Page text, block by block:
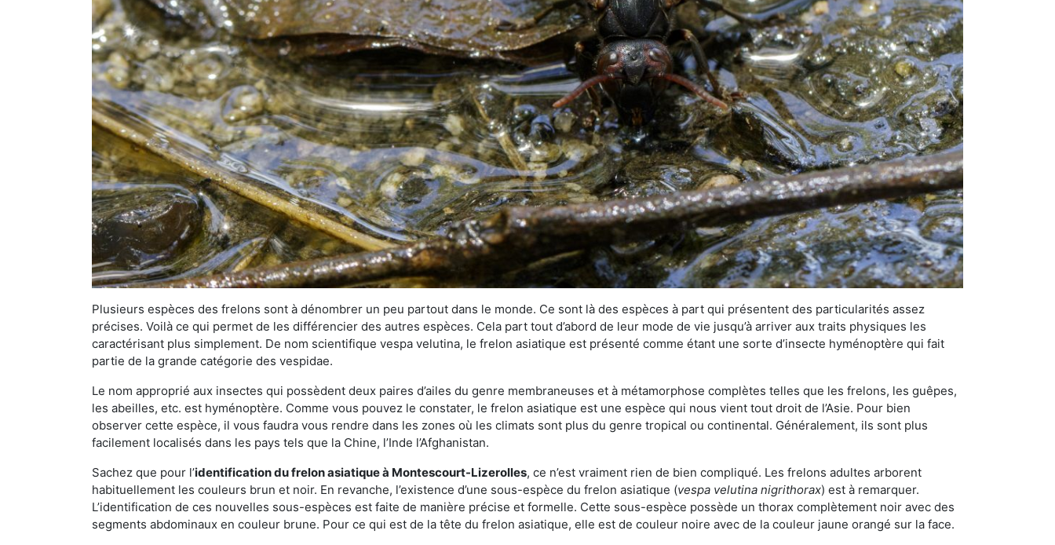
Plusieurs espèces des frelons sont à dénombrer un peu partout dans le monde. Ce sont là des espèces à part qui présentent des particularités assez
précises. Voilà ce qui permet de les différencier des autres espèces. Cela part tout d’abord de leur mode de vie jusqu’à arriver aux traits physiques les
caractérisant plus simplement. De nom scientifique vespa velutina, le frelon asiatique est présenté comme étant une sorte d’insecte hyménoptère qui fait
partie de la grande catégorie des vespidae.
Le nom approprié aux insectes qui possèdent deux paires d’ailes du genre membraneuses et à métamorphose complètes telles que les frelons, les guêpes,
les abeilles, etc. est hyménoptère. Comme vous pouvez le constater, le frelon asiatique est une espèce qui nous vient tout droit de l’Asie. Pour bien
observer cette espèce, il vous faudra vous rendre dans les zones où les climats sont plus du genre tropical ou continental. Généralement, ils sont plus
facilement localisés dans les pays tels que la Chine, l’Inde l’Afghanistan.
Sachez que pour l’identification du frelon asiatiqueà Montescourt-Lizerolles, ce n’est vraiment rien de bien compliqué. Les frelons adultes arborent
habituellement les couleurs brun et noir. En revanche, l’existence d’une sous-espèce du frelon asiatique (vespa velutina nigrithorax) est à remarquer.
L’identification de ces nouvelles sous-espèces est faite de manière précise et formelle. Cette sous-espèce possède un thorax complètement noir avec des
segments abdominaux en couleur brune. Pour ce qui est de la tête du frelon asiatique, elle est de couleur noire avec de la couleur jaune orangé sur la face.